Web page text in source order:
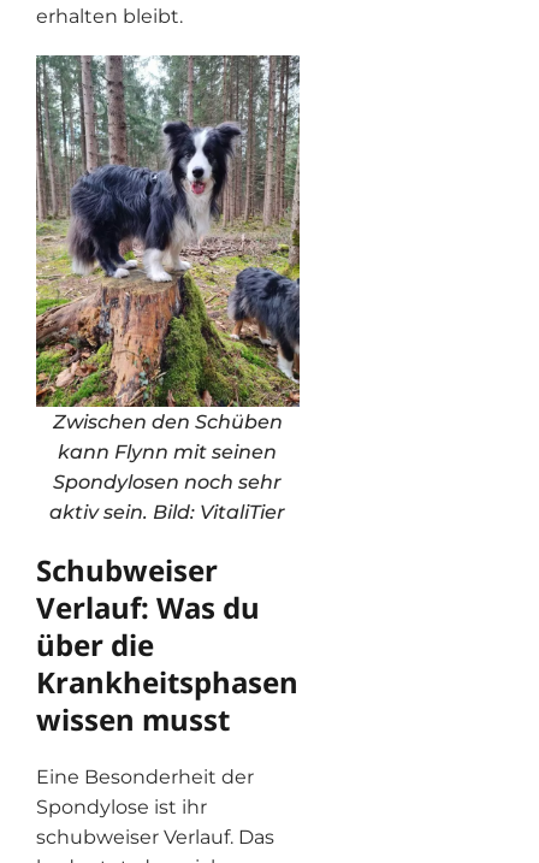
erhalten bleibt.
Zwischen den Schüben
kann Flynn mit seinen
Spondylosen noch sehr
aktiv sein. Bild: VitaliTier
Schubweiser
Verlauf: Was du
über die
Krankheitsphasen
wissen musst
Eine Besonderheit der
Spondylose ist ihr
schubweiser Verlauf. Das